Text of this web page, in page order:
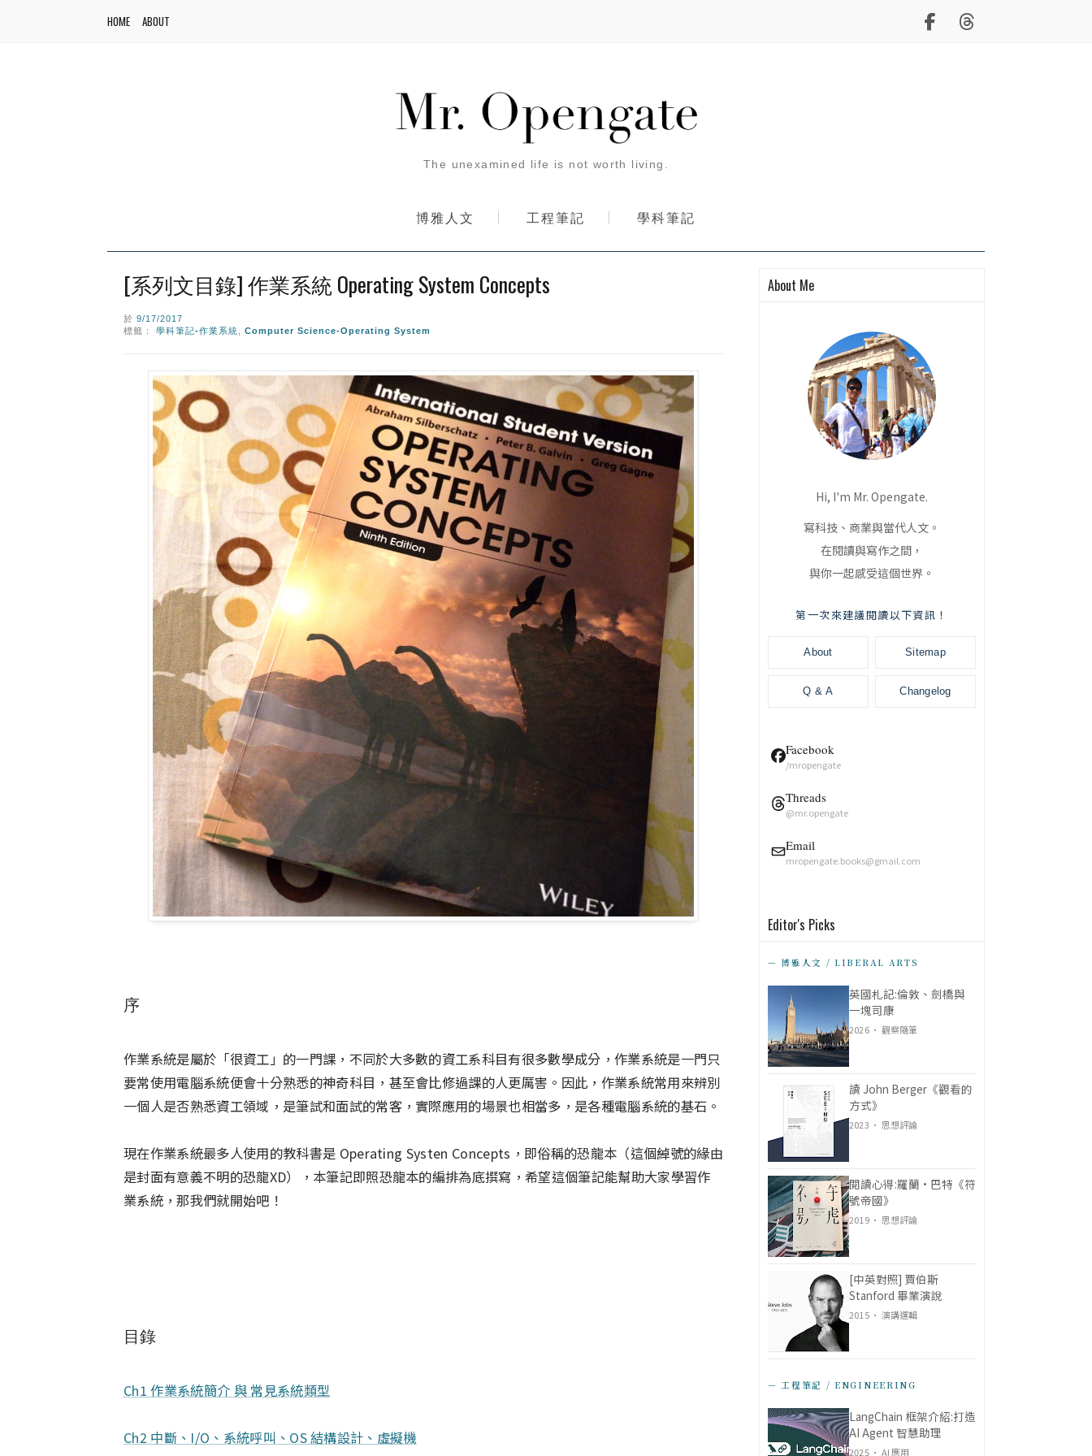
HOME ABOUT
The unexamined life is not worth living.
博雅人文 工程筆記 學科筆記
[系列文目錄] 作業系統 Operating System Concepts
於 9/17/2017
標籤： 學科筆記-作業系統 Computer Science-Operating System
序
作業系統是屬於「很資工」的一門課，不同於大多數的資工系科目有很多數學成分，作業系統是一門只
要常使用電腦系統便會十分熟悉的神奇科目，甚至會比修過課的人更厲害。因此，作業系統常用來辨別
一個人是否熟悉資工領域，是筆試和面試的常客，實際應用的場景也相當多，是各種電腦系統的基石。
現在作業系統最多人使用的教科書是 Operating Systen Concepts，即俗稱的恐龍本（這個綽號的緣由
是封面有意義不明的恐龍XD），本筆記即照恐龍本的編排為底撰寫，希望這個筆記能幫助大家學習作
業系統，那我們就開始吧！
目錄
Ch1 作業系統簡介 與 常見系統類型
Ch2 中斷、I/O、系統呼叫、OS 結構設計、虛擬機
About Me
Hi, I'm Mr. Opengate.
寫科技、商業與當代人文。
在閱讀與寫作之間，
與你一起感受這個世界。
第一次來建議閱讀以下資訊！
About Sitemap
Q & A Changelog
Facebook
/mropengate
Threads
@mr.opengate
Email
mropengate.books@gmail.com
Editor's Picks
— 博雅人文 / LIBERAL ARTS
英國札記:倫敦、劍橋與
一塊司康
2026 · 觀察隨筆
讀 John Berger《觀看的
方式》
2023 · 思想評論
閱讀心得:羅蘭·巴特《符
號帝國》
2019 · 思想評論
[中英對照] 賈伯斯
Stanford 畢業演說
2015 · 演講選輯
— 工程筆記 / ENGINEERING
LangChain 框架介紹:打造
AI Agent 智慧助理
2025 · AI 應用